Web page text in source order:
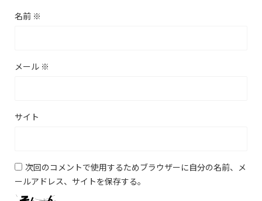
名前 ※
メール ※
サイト
次回のコメントで使用するためブラウザーに自分の名前、メ
ールアドレス、サイトを保存する。